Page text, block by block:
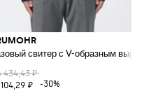
свитер с V-образным
434,43 ₽
₽
-30%